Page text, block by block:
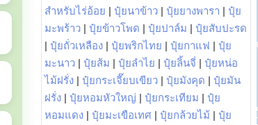
สำหรับไร่อ้อย | ปุ๋ยนาข้าว | ปุ๋ยยางพารา | ปุ๋ย
มะพร้าว | ปุ๋ยข้าวโพด | ปุ๋ยปาล์ม | ปุ๋ยสับปะรด
| ปุ๋ยถั่วเหลือง | ปุ๋ยพริกไทย | ปุ๋ยกาแฟ | ปุ๋ย
มะนาว | ปุ๋ยส้ม | ปุ๋ยลำไย | ปุ๋ยลิ้นจี่ | ปุ๋ยหน่อ
ไม้ฝรั่ง | ปุ๋ยกระเจี๊ยบเขียว | ปุ๋ยมังคุด | ปุ๋ยมัน
ฝรั่ง | ปุ๋ยหอมหัวใหญ่ | ปุ๋ยกระเทียม | ปุ๋ย
หอมแดง | ปุ๋ยมะเขือเทศ | ปุ๋ยกล้วยไม้ | ปุ๋ย